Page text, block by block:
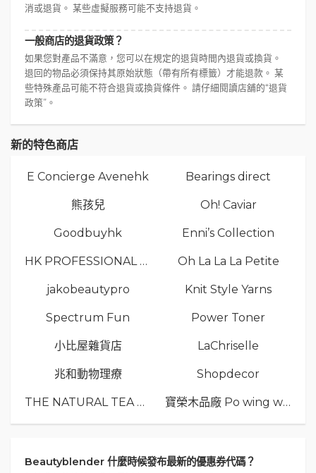
消或退貨。 某些虛擬服務可能不支持退貨。
一般商店的退貨政策？
如果您對產品不滿意，您可以在規定的退貨時間內退貨或換貨。
退回的物品必須保持其原始狀態（帶有所有標籤）才能退款。 某
些特殊產品可能不符合退貨或換貨條件。 請仔細閱讀店舖的“退貨
政策”。
新的特色商店
E Concierge Avenehk Bearings direct
熊孩兒 Oh! Caviar
Goodbuyhk Enni’s Collection
HK PROFESSIONAL TV LIMITED Oh La La La Petite
jakobeautypro Knit Style Yarns
Spectrum Fun Power Toner
小比屋雜貨店 LaChriselle
兆和動物理療 Shopdecor
THE NATURAL TEA Co. 寶榮木品廠 Po wing wood
Beautyblender 什麼時候發布最新的優惠券代碼？